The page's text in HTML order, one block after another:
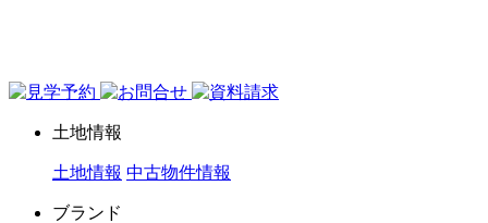
土地情報
土地情報 中古物件情報
ブランド